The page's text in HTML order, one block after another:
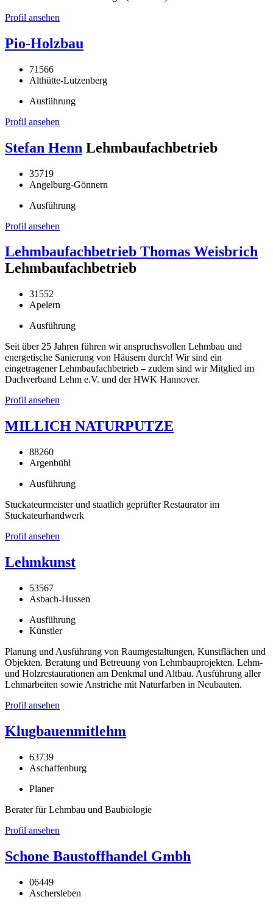
Profil ansehen
Pio-Holzbau
71566
Althütte-Lutzenberg
Ausführung
Profil ansehen
Stefan Henn Lehmbaufachbetrieb
35719
Angelburg-Gönnern
Ausführung
Profil ansehen
Lehmbaufachbetrieb Thomas Weisbrich
Lehmbaufachbetrieb
31552
Apelern
Ausführung
Seit über 25 Jahren führen wir anspruchsvollen Lehmbau und
energetische Sanierung von Häusern durch! Wir sind ein
eingetragener Lehmbaufachbetrieb – zudem sind wir Mitglied im
Dachverband Lehm e.V. und der HWK Hannover.
Profil ansehen
MILLICH NATURPUTZE
88260
Argenbühl
Ausführung
Stuckateurmeister und staatlich geprüfter Restaurator im
Stuckateurhandwerk
Profil ansehen
Lehmkunst
53567
Asbach-Hussen
Ausführung
Künstler
Planung und Ausführung von Raumgestaltungen, Kunstflächen und
Objekten. Beratung und Betreuung von Lehmbauprojekten. Lehm-
und Holzrestaurationen am Denkmal und Altbau. Ausführung aller
Lehmarbeiten sowie Anstriche mit Naturfarben in Neubauten.
Profil ansehen
Klugbauenmitlehm
63739
Aschaffenburg
Planer
Berater für Lehmbau und Baubiologie
Profil ansehen
Schone Baustoffhandel Gmbh
06449
Aschersleben